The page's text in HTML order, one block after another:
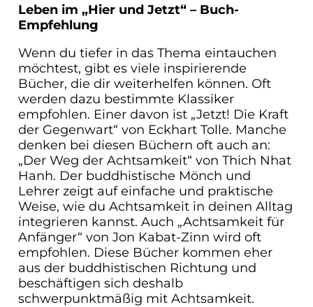
Leben im „Hier und Jetzt“ – Buch-
Empfehlung
Wenn du tiefer in das Thema eintauchen
möchtest, gibt es viele inspirierende
Bücher, die dir weiterhelfen können. Oft
werden dazu bestimmte Klassiker
empfohlen. Einer davon ist „Jetzt! Die Kraft
der Gegenwart“ von Eckhart Tolle. Manche
denken bei diesen Büchern oft auch an:
„Der Weg der Achtsamkeit“ von Thich Nhat
Hanh. Der buddhistische Mönch und
Lehrer zeigt auf einfache und praktische
Weise, wie du Achtsamkeit in deinen Alltag
integrieren kannst. Auch „Achtsamkeit für
Anfänger“ von Jon Kabat-Zinn wird oft
empfohlen. Diese Bücher kommen eher
aus der buddhistischen Richtung und
beschäftigen sich deshalb
schwerpunktmäßig mit Achtsamkeit.